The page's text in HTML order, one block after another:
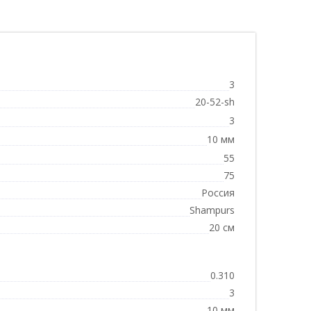
3
20-52-sh
3
10 мм
55
75
Россия
Shampurs
20 см
0.310
3